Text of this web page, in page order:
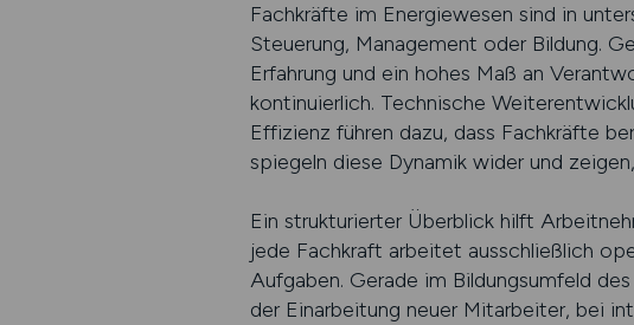
Fachkräfte im Energiewesen sind in
Steuerung, Management oder Bildung.
Erfahrung und ein hohes Maß an
kontinuierlich. Technische
Effizienz führen dazu, dass Fachkräfte
spiegeln diese Dynamik wider und
Ein strukturierter Überblick hilft
jede Fachkraft arbeitet ausschließlich
Aufgaben. Gerade im Bildungsumfeld
der Einarbeitung neuer Mitarbeiter, bei